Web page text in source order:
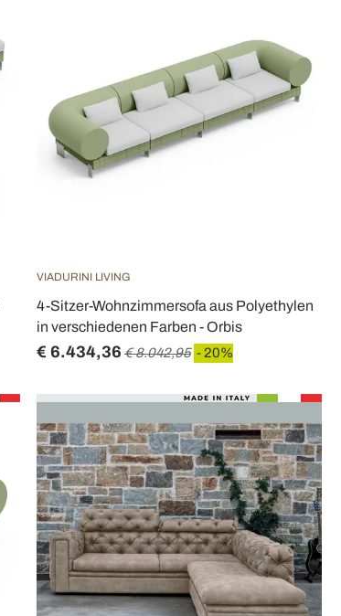
VIADURINI LIVING
4-Sitzer-Wohnzimmersofa aus Polyethylen
in verschiedenen Farben - Orbis
€ 6.434,36 € 8.042,95 - 20%